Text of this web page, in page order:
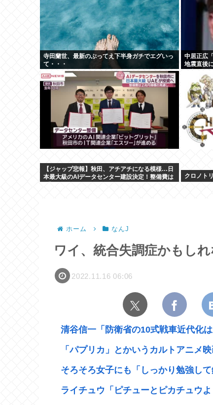
寺田蘭世、最新のぶってえ下半身ガチでエグいっ
て・・・
中居正広
地震直後
【ジャップ悲報】秋田、アチアチになる模様…日
本最大級のAIデータセンター建設決定！整備費は
クロノト
ホーム なんJ
ワイ、統合失調症かもし
2022.11.16 06:06
清谷信一「防衛省の10式戦車近代化
「パプリカ」とかいうカルトアニメ
そろそろ女子にも「しっかり勉強し
ライチュウ「ピチューとピカチュウ